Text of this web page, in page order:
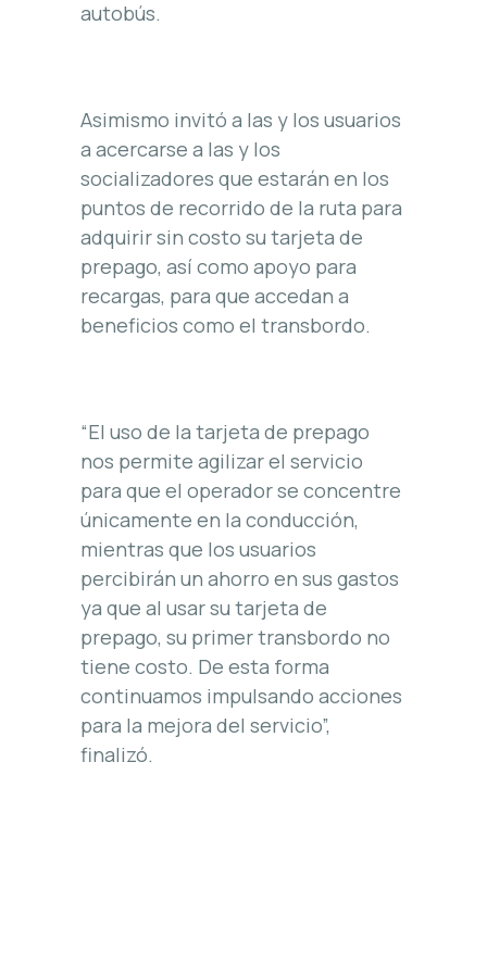
autobús.
Asimismo invitó a las y los usuarios
a acercarse a las y los
socializadores que estarán en los
puntos de recorrido de la ruta para
adquirir sin costo su tarjeta de
prepago, así como apoyo para
recargas, para que accedan a
beneficios como el transbordo.
“El uso de la tarjeta de prepago
nos permite agilizar el servicio
para que el operador se concentre
únicamente en la conducción,
mientras que los usuarios
percibirán un ahorro en sus gastos
ya que al usar su tarjeta de
prepago, su primer transbordo no
tiene costo. De esta forma
continuamos impulsando acciones
para la mejora del servicio”,
finalizó.